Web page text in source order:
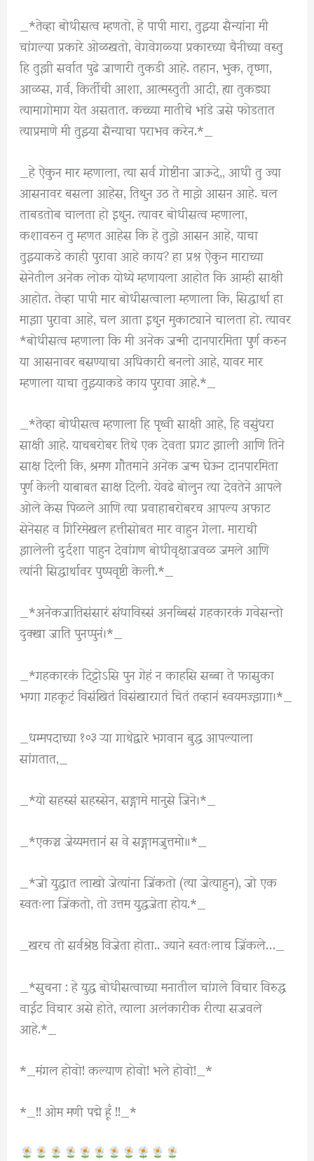
_*तेव्हा बोधीसत्व म्हणतो, हे पापी मारा, तुझ्या सैन्यांना मी
चांगल्या प्रकारे ओळखतो, वेगवेगळ्या प्रकारच्या चैनीच्या वस्तु
हि तुझी सर्वात पुढे जाणारी तुकडी आहे. तहान, भुक, तृष्णा,
आळस, गर्व, किर्तीची आशा, आत्मस्तुती आदी, ह्या तुकड्या
त्यामागोमाग येत असतात. कच्च्या मातीचे भांडे जसे फोडतात
त्याप्रमाणे मी तुझ्या सैन्याचा पराभव करेन.*_
_हे ऐकुन मार म्हणाला, त्या सर्व गोष्टींना जाऊदे,, आधी तु ज्या
आसनावर बसला आहेस, तिथुन उठ ते माझे आसन आहे. चल
ताबडतोब चालता हो इथुन. त्यावर बोधीसत्व म्हणाला,
कशावरुन तु म्हणत आहेस कि हे तुझे आसन आहे, याचा
तुझ्याकडे काही पुरावा आहे काय? हा प्रश्न ऐकुन माराच्या
सेनेतील अनेक लोक योध्ये म्हणायला आहोत कि आम्ही साक्षी
आहोत. तेव्हा पापी मार बोधीसत्वाला म्हणाला कि, सिद्धार्था हा
माझा पुरावा आहे, चल आता इथुन मुकाट्याने चालता हो. त्यावर
*बोधीसत्व म्हणाला कि मी अनेक जन्मी दानपारमिता पुर्ण करुन
या आसनावर बसण्याचा अधिकारी बनलो आहे, यावर मार
म्हणाला याचा तुझ्याकडे काय पुरावा आहे.*_
_*तेव्हा बोधीसत्व म्हणाला हि पृथ्वी साक्षी आहे, हि वसुंधरा
साक्षी आहे. याचबरोबर तिथे एक देवता प्रगट झाली आणि तिने
साक्ष दिली कि, श्रमण गौतमाने अनेक जन्म घेऊन दानपारमिता
पुर्ण केली याबाबत साक्ष दिली. येवढे बोलुन त्या देवतेने आपले
ओले केस पिळले आणि त्या प्रवाहाबरोबरच आपल्य अफाट
सेनेसह व गिरिमेखल हत्तीसोबत मार वाहुन गेला. माराची
झालेली दुर्दशा पाहुन देवांगण बोधीवृक्षाजवळ जमले आणि
त्यांनी सिद्धार्थावर पुष्पवृष्टी केली.*_
_*अनेकजातिसंसारं संधाविस्सं अनब्बिसं गहकारकं गवेसन्तो
दुक्खा जाति पुनप्पुनं।*_
_*गहकारकं दिट्टोऽसि पुन गेहं न काहसि सब्बा ते फासुका
भग्गा गहकूटं विसंखितं विसंखारगतं चितं तव्हानं स्वयमज्झगा।*_
_धम्मपदाच्या १०३ ऱ्या गाथेद्वारे भगवान बुद्ध आपल्याला
सांगतात,_
_*यो सहस्सं सहस्सेन, सङ्गामे मानुसे जिने।*_
_*एकञ्च जेय्यमत्तानं स वे सङ्गामजुत्तमो॥*_
_*जो युद्धात लाखो जेत्यांना जिंकतो (त्या जेत्याहुन), जो एक
स्वतःला जिंकतो, तो उत्तम युद्धजेता होय.*_
_खरच तो सर्वश्रेष्ठ विजेता होता.. ज्याने स्वतःलाच जिंकले…_
_*सुचना : हे युद्ध बोधीसत्वाच्या मनातील चांगले विचार विरुद्ध
वाईट विचार असे होते, त्याला अलंकारीक रीत्या सजवले
आहे.*_
*_मंगल होवो! कल्याण होवो! भले होवो!_*
*_!! ओम मणी पद्मे हूँ !!_*